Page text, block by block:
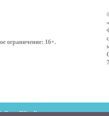
ограничение: 16+.
ВестиПК в Воронеже